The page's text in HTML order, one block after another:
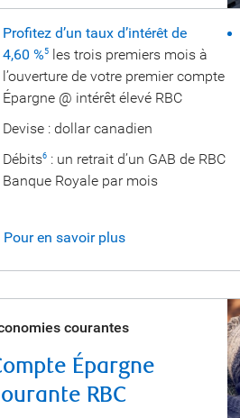
Profitez d’un taux d’intérêt de
4,60 %5
les trois premiers mois à
l’ouverture de votre premier compte
Épargne @ intérêt élevé RBC
Devise : dollar canadien
Débits6 : un retrait d’un GAB de RBC
Banque Royale par mois
Pour en savoir plus
courantes
Épargne
RBC